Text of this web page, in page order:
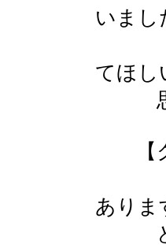
いまし
来年
てほし
思
【ク
来年
ありま
どん